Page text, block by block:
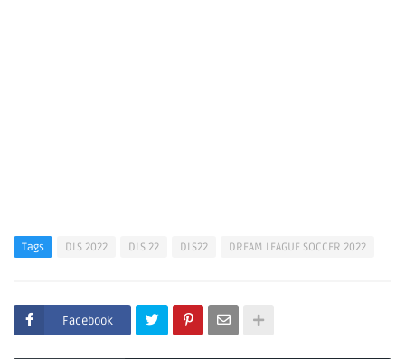
Tags DLS 2022 DLS 22 DLS22 DREAM LEAGUE SOCCER 2022
Facebook